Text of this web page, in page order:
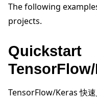
The following
projects.
Quickstart
TensorFlow/Keras 快